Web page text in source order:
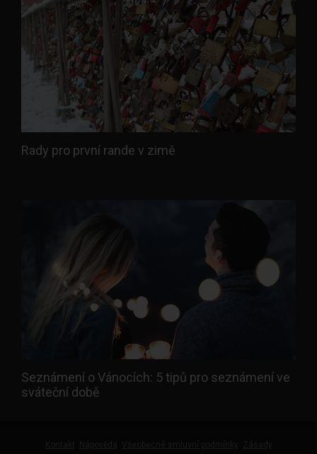
Rady pro první rande v zimě
Seznámení o Vánocích: 5 tipů pro seznámení ve
sváteční době